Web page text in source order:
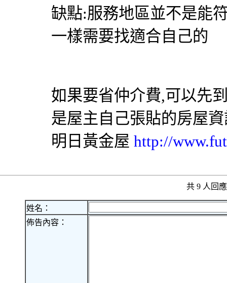
缺點:服務地區並不是能
一樣需要找適合自己的
如果要省仲介費,可以先
是屋主自己張貼的房屋
明日黃金屋 http://
共 9 人回
姓名：
佈告內容：